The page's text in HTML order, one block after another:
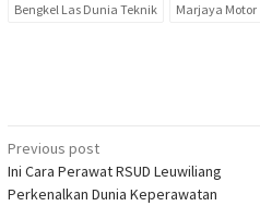
Bengkel Las Dunia Teknik Marjaya Motor
Post
navigation
Previous post
Ini Cara Perawat RSUD Leuwiliang
Perkenalkan Dunia Keperawatan